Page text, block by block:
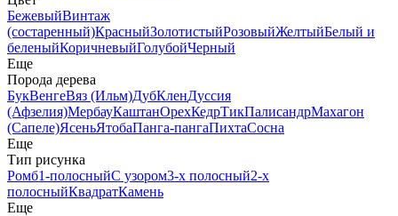
БежевыйВинтаж
(состаренный)КрасныйЗолотистыйРозовыйЖелтыйБелый и
беленыйКоричневыйГолубойЧерный
Еще
Порода дерева
БукВенгеВяз (Ильм)ДубКленДуссия
(Афзелия)МербауКаштанОрехКедрТикПалисандрМахагон
(Сапеле)ЯсеньЯтобаПанга-пангаПихтаСосна
Еще
Тип рисунка
Ромб1-полосныйС узором3-х полосный2-х
полосныйКвадратКамень
Еще